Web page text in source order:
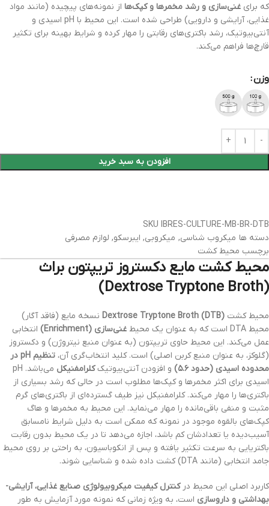
که برای غنی‌سازی و رشد مخمرها و کپک‌ها از نمونه‌های پیچیده (مانند مواد
غذایی، آرایشی و دارویی) طراحی شده است. این محیط با pH اسیدی و
آنتی‌بیوتیک، رشد باکتری‌های رقابتی را مهار کرده و شرایط بهینه برای تکثیر
قارچ‌ها فراهم می‌کند.
وزن
افزودن به سبد خرید
SKU IBRES-CULTURE-MB-BR-DTB
دسته ها میکروب شناسی, میکروبی, ایبرسکو, لوازم مصرفی
برچسب محیط کشت
محیط کشت مایع دکستروز تریپتون براث
(Dextrose Tryptone Broth)
محیط کشت Dextrose Tryptone Broth (DTB) نسخه مایع (فاقد آگار)
محیط DTA است که به عنوان یک محیط
غنی‌سازی (Enrichment)
انتخابی
عمل می‌کند. این محیط حاوی تریپتون (به عنوان منبع نیتروژن) و دکستروز
(گلوکز، به عنوان منبع کربن اصلی) است. کلید انتخاب‌گری آن،
تنظیم pH در
محدوده اسیدی (حدود ۵.۶)
و افزودن آنتی‌بیوتیککلرامفنیکل
می‌باشد. pH
اسیدی برای اکثر مخمرها و کپک‌ها مطلوب است در حالی که رشد بسیاری از
باکتری‌ها را مهار می‌کند. کلرامفنیکل نیز طیف گسترده‌ای از باکتری‌های گرم
مثبت و منفی باقی‌مانده را مهار می‌نماید. این محیط به مخمرها و هاگ
کپک‌های بالقوه موجود در نمونه که ممکن است به دلیل شرایط نامسابق
آسیب‌دیده یا تعدادشان کم باشد، اجازه می‌دهد تا در یک محیط بدون رقابت
باکتریایی به سرعت تکثیر یافته و پس از انکوباسیون، به راحتی بر روی محیط
جامد انتخابی (مانند DTA) کشت داده شده و شناسایی شوند.
کاربرد اصلی این محیط درکنترل کیفیت میکروبیولوژی صنایع غذایی، آرایشی-
بهداشتی و داروسازی است، به ویژه زمانی که نمونه مورد آزمایش به طور